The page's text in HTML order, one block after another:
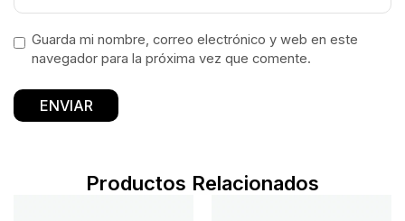
Guarda mi nombre, correo electrónico y web en este
navegador para la próxima vez que comente.
Productos Relacionados